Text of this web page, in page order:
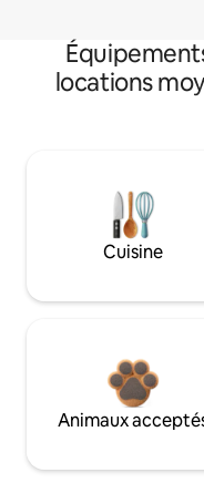
locations
Cuisine
Animaux